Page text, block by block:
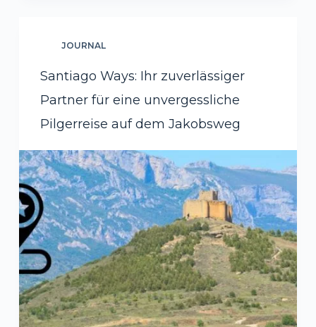
JOURNAL
Santiago Ways: Ihr zuverlässiger
Partner für eine unvergessliche
Pilgerreise auf dem Jakobsweg